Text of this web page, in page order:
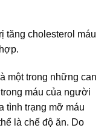
tăng cholesterol máu
một trong những can
máu của người
tình trạng mỡ máu
là chế độ ăn. Do